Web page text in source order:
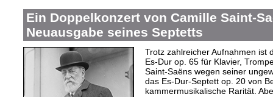
Ein Doppelkonzert von Camille Saint-
Neuausgabe seines Septetts
Trotz zahlreicher Aufnahmen ist
Es-Dur op. 65 für Klavier,
Saint-Saëns wegen seiner
das Es-Dur-Septett op. 20 von
kammermusikalische Rarität.